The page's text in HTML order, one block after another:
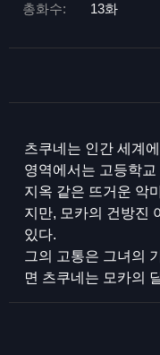
총화수: 13화
츠쿠네는 인간 세계
영역에서는 고등학
지옥 같은 뜨거운 악
지만, 모카의 건방진
있다.
그의 고통은 그녀의
면 츠쿠네는 모카의